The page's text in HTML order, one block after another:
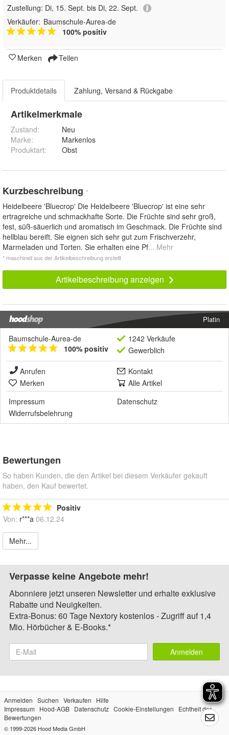
Zustellung: Di, 15. Sept. bis Di, 22. Sept.
Verkäufer: Baumschule-Aurea-de
100% positiv
Merken Teilen
Produktdetails Zahlung, Versand & Rückgabe
Artikelmerkmale
Zustand:
Neu
Marke:
Markenlos
Produktart: Obst
Kurzbeschreibung *
Heidelbeere 'Bluecrop' Die Heidelbeere 'Bluecrop' ist eine sehr
ertragreiche und schmackhafte Sorte. Die Früchte sind sehr groß,
fest, süß-säuerlich und aromatisch im Geschmack. Die Früchte sind
hellblau bereift. Sie eignen sich sehr gut zum Frischverzehr,
Marmeladen und Torten. Sie erhalten eine Pf... Mehr
* maschinell aus der Artikelbeschreibung erstellt
Artikelbeschreibung anzeigen
Platin
Baumschule-Aurea-de
100% positiv
1242 Verkäufe
Gewerblich
Anrufen
Kontakt
Merken
Alle Artikel
Impressum
Datenschutz
Widerrufsbelehrung
Bewertungen
So haben Kunden, die den Artikel bei diesem Verkäufer gekauft
haben, den Kauf bewertet.
Positiv
Von: r***a 06.12.24
Mehr...
Verpasse keine Angebote mehr!
Abonniere jetzt unseren Newsletter und erhalte exklusive
Rabatte und Neuigkeiten.
Extra-Bonus: 60 Tage Nextory kostenlos - Zugriff auf 1,4
Mio. Hörbücher & E-Books.*
Anmelden
Anmelden Suchen Verkaufen
Hilfe
Impressum
Hood-AGB Datenschutz Cookie-Einstellungen
Echtheit der
Bewertungen
© 1999-2026 Hood Media GmbH